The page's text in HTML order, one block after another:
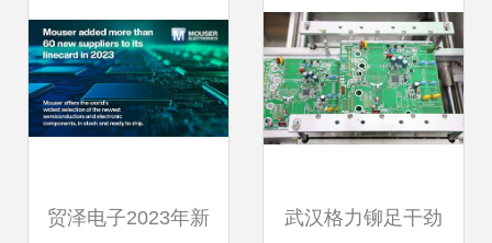
贸泽电子2023年新 武汉格力铆足干劲